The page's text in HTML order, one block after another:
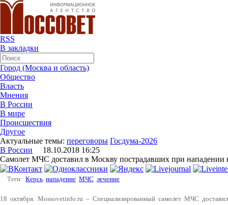
RSS
В закладки
Город (Москва и область)
Общество
Власть
Мнения
В России
В мире
Происшествия
Другое
Актуальные темы: переговоры Госдума-2026
В России 18.10.2018 16:25
Самолет МЧС доставил в Москву пострадавших при нападении
Теги: Керсь нападение МЧС лечение
18 октября. Mossovetinfo.ru – Специализированный самолет МЧС